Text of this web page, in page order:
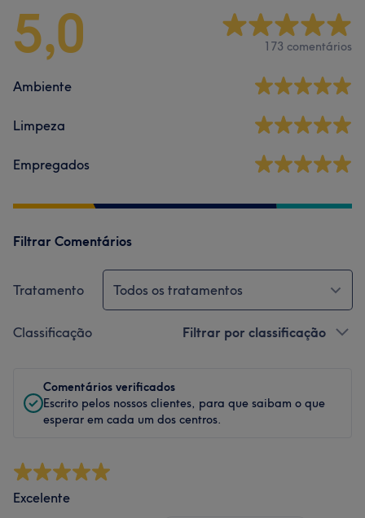
5,0 173 comentários
Ambiente
Limpeza
Empregados
Filtrar Comentários
Tratamento Todos os tratamentos
Classificação Filtrar por classificação
Comentários verificados
Escrito pelos nossos clientes, para que saibam o que
esperar em cada um dos centros.
Excelente